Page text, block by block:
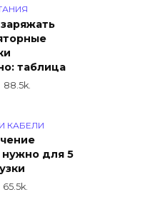
таблица
88.5k.
КАБЕЛИ
для 5
65.5k.